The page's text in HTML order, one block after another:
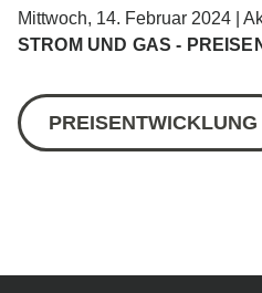
Mittwoch, 14. Februar 2024 |
STROM UND GAS -
PREISENTWICKLUNG